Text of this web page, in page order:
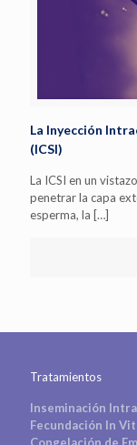
La Inyección
(ICSI)
La ICSI en un
penetrar la capa
esperma, la […]
Tratamientos
Inseminación
Fecundación In